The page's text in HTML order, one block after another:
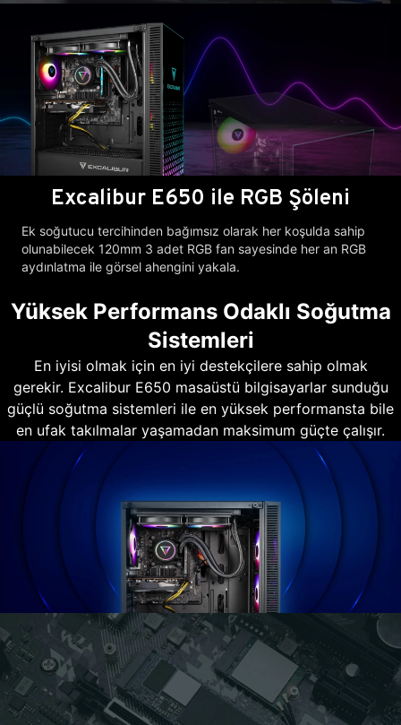
Excalibur E650 ile RGB Şöleni
Ek soğutucu tercihinden bağımsız olarak her koşulda sahip
olunabilecek 120mm 3 adet RGB fan sayesinde her an RGB
aydınlatma ile görsel ahengini yakala.
Yüksek Performans Odaklı Soğutma
Sistemleri
En iyisi olmak için en iyi destekçilere sahip olmak
gerekir. Excalibur E650 masaüstü bilgisayarlar sunduğu
güçlü soğutma sistemleri ile en yüksek performansta bile
en ufak takılmalar yaşamadan maksimum güçte çalışır.